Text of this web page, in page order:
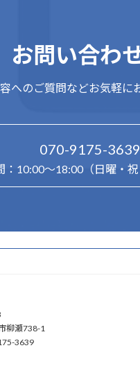
お問い合わ
へのご質問などお気軽に
070-9175-3639
：10:00～18:00（日曜・祝
柳瀬738-1
3639